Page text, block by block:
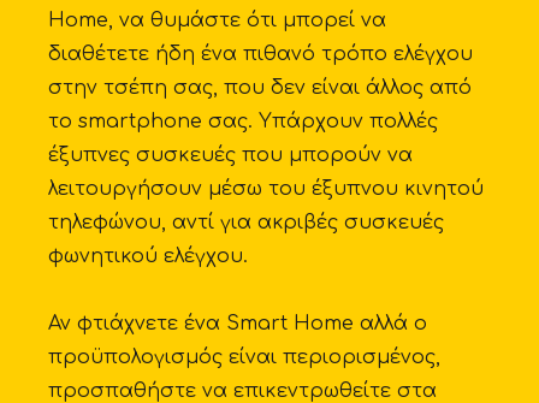
Home, να θυμάστε ότι μπορεί να
διαθέτετε ήδη ένα πιθανό τρόπο ελέγχου
στην τσέπη σας, που δεν είναι άλλος από
το smartphone σας. Υπάρχουν πολλές
έξυπνες συσκευές που μπορούν να
λειτουργήσουν μέσω του έξυπνου κινητού
τηλεφώνου, αντί για ακριβές συσκευές
φωνητικού ελέγχου.
Αν φτιάχνετε ένα Smart Home αλλά ο
προϋπολογισμός είναι περιορισμένος,
προσπαθήστε να επικεντρωθείτε στα